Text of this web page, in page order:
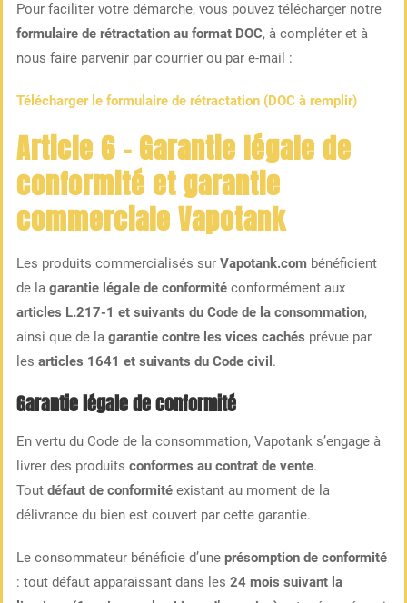
Pour faciliter votre démarche, vous pouvez télécharger notre
formulaire de rétractation au format DOC, à compléter et à
nous faire parvenir par courrier ou par e-mail :
Télécharger le formulaire de rétractation (DOC à remplir)
Article 6 – Garantie légale de
conformité et garantie
commerciale Vapotank
Les produits commercialisés sur Vapotank.combénéficient
de la garantie légale de conformitéconformément aux
articles L.217-1 et suivants du Code de la consommation,
ainsi que de la garantie contre les vices cachés prévue par
les articles 1641 et suivants du Code civil .
Garantie légale de conformité
En vertu du Code de la consommation, Vapotank s’engage à
livrer des produits conformes au contrat de vente.
Tout défaut de conformitéexistant au moment de la
délivrance du bien est couvert par cette garantie.
Le consommateur bénéficie d’une présomption de conformité
: tout défaut apparaissant dans les 24 mois suivant la